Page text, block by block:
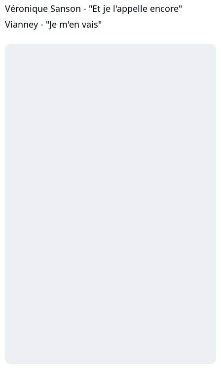
Véronique Sanson - "Et je l'appelle encore"
Vianney - "Je m'en vais"